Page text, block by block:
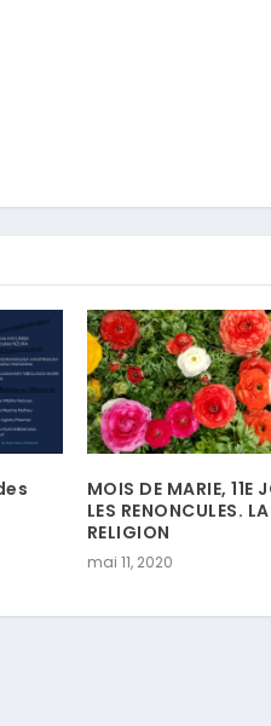
MOIS DE MARIE, 11E
LES RENONCULES. LA
RELIGION
mai 11, 2020